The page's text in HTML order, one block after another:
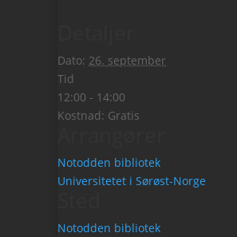
Dato: 26. september
Tid
12:00 - 14:00
Kostnad: Gratis
Notodden bibliotek
Universitetet i Sørøst-Norge
Notodden bibliotek